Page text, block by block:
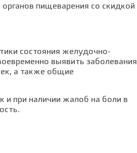
пищеварения со скидкой
состояния желудочно-
выявить заболевания
а также общие
и при наличии жалоб на боли в